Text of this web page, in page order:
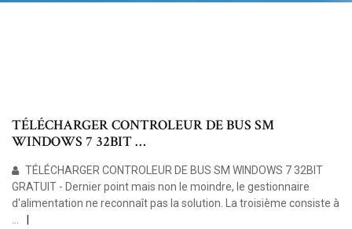
TÉLÉCHARGER CONTROLEUR DE BUS SM
WINDOWS 7 32BIT …
TÉLÉCHARGER CONTROLEUR DE BUS SM WINDOWS 7 32BIT
GRATUIT - Dernier point mais non le moindre, le gestionnaire
d'alimentation ne reconnaît pas la solution. La troisième consiste à
…